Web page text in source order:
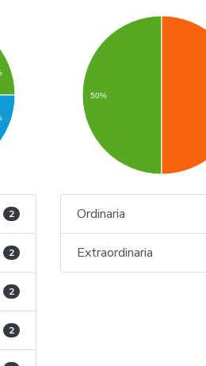
2
2
2
2
50%
Ordinaria
Extraordinaria